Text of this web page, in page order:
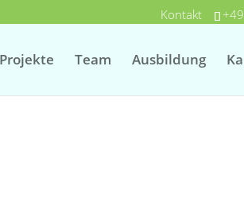
Kontakt
Projekte Team Ausbildung